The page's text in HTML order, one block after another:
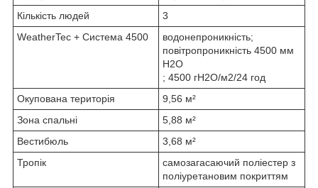
Кількість людей
3
WeatherTec + Система 4500
водонепроникність;
повітропроникність 4500 мм
H2O
; 4500 гH2O/м2/24 год
Окупована територія
9,56 м²
Зона спальні
5,88 м²
Вестибюль
3,68 м²
Тропік
самозагасаючий поліестер з
поліуретановим покриттям